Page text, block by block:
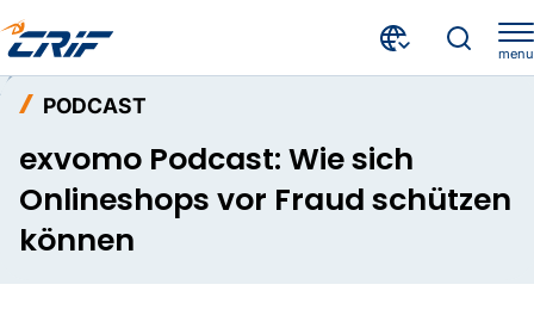
menu
PODCAST
exvomo Podcast: Wie sich
Onlineshops vor Fraud schützen
können